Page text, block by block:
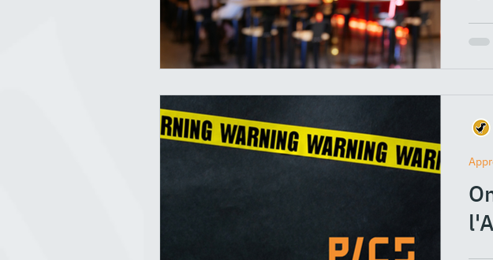
Je